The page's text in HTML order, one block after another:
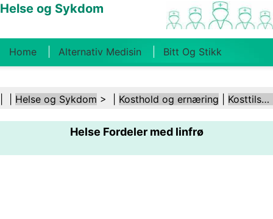
Helse og Sykdom
Home Alternativ Medisin Bitt Og Stikk
Kosthold Og Ernæring Familiehelse
Helsebransjen Psykisk Helse Folkehelse Og
Sikkerhet Kirurgi Og Prosedyrer Helse
Helse og Sykdom > | Kosthold og ernæring Kosttilskudd
Helse Fordeler med linfrø